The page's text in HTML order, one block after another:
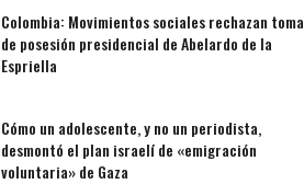
Colombia: Movimientos sociales rechazan toma
de posesión presidencial de Abelardo de la
Espriella
Cómo un adolescente, y no un periodista,
desmontó el plan israelí de «emigración
voluntaria» de Gaza